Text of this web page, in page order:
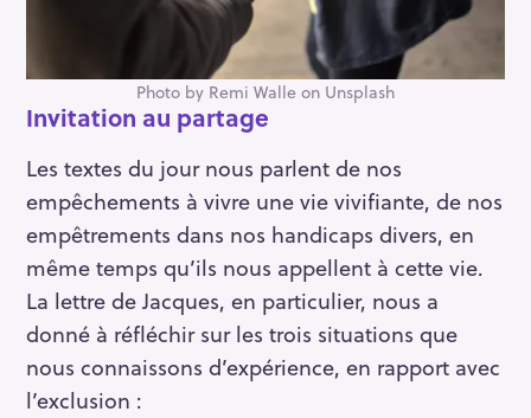
Photo by Remi Walle on Unsplash
Invitation au partage
Les textes du jour nous parlent de nos
empêchements à vivre une vie vivifiante, de nos
empêtrements dans nos handicaps divers, en
même temps qu’ils nous appellent à cette vie.
La lettre de Jacques, en particulier, nous a
donné à réfléchir sur les trois situations que
nous connaissons d’expérience, en rapport avec
l’exclusion :